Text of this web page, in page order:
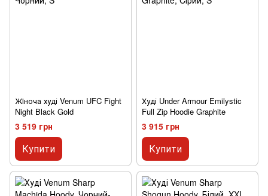
ЖІноча худі Venum UFC Fight
Night Black Gold
3 519 грн
Купити
Худі Under Armour Emilystic
Full Zip Hoodie Graphite
3 915 грн
Купити